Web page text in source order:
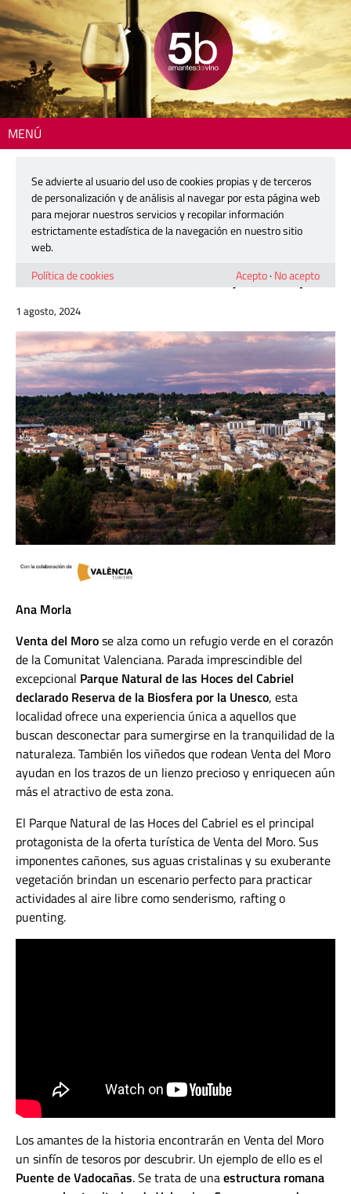
MENÚ
abrazan la viña y el bosque
TESOROS DE INTERIOR
Venta del Moro: un tesoro natural
donde se abrazan la viña y el bosque
1 agosto, 2024
Ana Morla
Venta del Morose alza como un refugio verde en el corazón
de la Comunitat Valenciana. Parada imprescindible del
excepcional Parque Natural de las Hoces del Cabriel
declarado Reserva de la Biosfera por la Unesco, esta
localidad ofrece una experiencia única a aquellos que
buscan desconectar para sumergirse en la tranquilidad de la
naturaleza. También los viñedos que rodean Venta del Moro
ayudan en los trazos de un lienzo precioso y enriquecen aún
más el atractivo de esta zona.
El Parque Natural de las Hoces del Cabriel es el principal
protagonista de la oferta turística de Venta del Moro. Sus
imponentes cañones, sus aguas cristalinas y su exuberante
vegetación brindan un escenario perfecto para practicar
actividades al aire libre como senderismo, rafting o
puenting.
Los amantes de la historia encontrarán en Venta del Moro
un sinfín de tesoros por descubrir. Un ejemplo de ello es el
Puente de Vadocañas. Se trata de unaestructura romana
Se advierte al usuario del uso de cookies propias y de terceros
de personalización y de análisis al navegar por esta página web
para mejorar nuestros servicios y recopilar información
estrictamente estadística de la navegación en nuestro sitio
web.
Política de cookies
Acepto· No acepto